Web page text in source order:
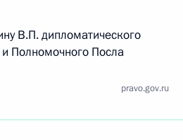
В.П. дипломатического
Полномочного Посла
pravo.gov.ru